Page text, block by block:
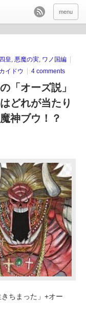
menu
四皇, 悪魔の実, ワノ国編
カイドウ 4 comments
「オーズ説」
どれが当たり
神ブウ！？
ちまった」+オー